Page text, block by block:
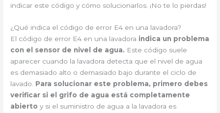
indicar este código y cómo solucionarlos. ¡No te lo pierdas!
¿Qué indica el código de error E4 en una lavadora?
El código de error E4 en una lavadora indica un problema
con el sensor de nivel de agua. Este código suele
aparecer cuando la lavadora detecta que el nivel de agua
es demasiado alto o demasiado bajo durante el ciclo de
lavado. Para solucionar este problema, primero debes
verificar si el grifo de agua está completamente
abierto y si el suministro de agua a la lavadora es